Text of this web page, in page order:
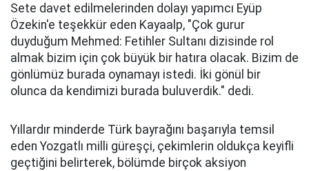
Sete davet edilmelerinden dolayı yapımcı Eyüp
Özekin'e teşekkür eden Kayaalp, "Çok gurur
duyduğum Mehmed: Fetihler Sultanı dizisinde rol
almak bizim için çok büyük bir hatıra olacak. Bizim de
gönlümüz burada oynamayı istedi. İki gönül bir
olunca da kendimizi burada buluverdik." dedi.
Yıllardır minderde Türk bayrağını başarıyla temsil
eden Yozgatlı milli güreşçi, çekimlerin oldukça keyifli
geçtiğini belirterek, bölümde birçok aksiyon